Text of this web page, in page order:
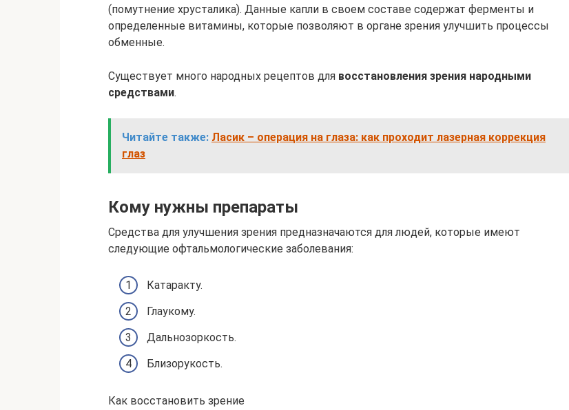
(помутнение хрусталика). Данные капли в своем составе содержат ферменты и
определенные витамины, которые позволяют в органе зрения улучшить процессы
обменные.
Существует много народных рецептов для восстановления зрения народными
средствами.
Читайте также: Ласик – операция на глаза: как проходит лазерная коррекция
глаз
Кому нужны препараты
Средства для улучшения зрения предназначаются для людей, которые имеют
следующие офтальмологические заболевания:
Катаракту.
Глаукому.
Дальнозоркость.
Близорукость.
Как восстановить зрение